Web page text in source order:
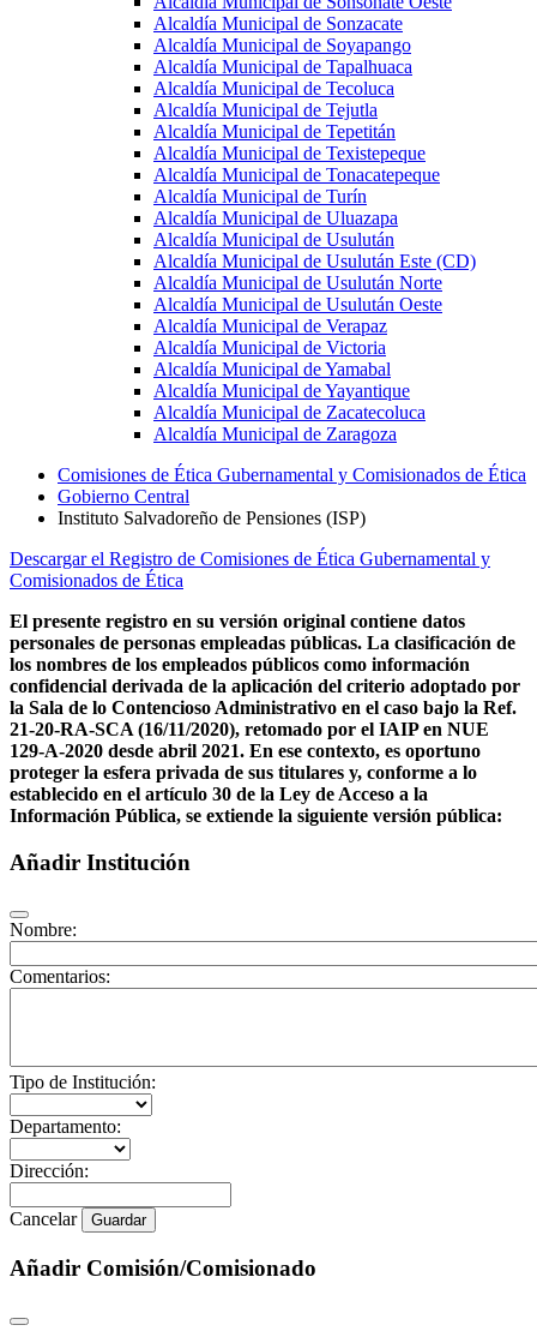
Alcaldía Municipal de Sonzacate
Alcaldía Municipal de Soyapango
Alcaldía Municipal de Tapalhuaca
Alcaldía Municipal de Tecoluca
Alcaldía Municipal de Tejutla
Alcaldía Municipal de Tepetitán
Alcaldía Municipal de Texistepeque
Alcaldía Municipal de Tonacatepeque
Alcaldía Municipal de Turín
Alcaldía Municipal de Uluazapa
Alcaldía Municipal de Usulután
Alcaldía Municipal de Usulután Este (CD)
Alcaldía Municipal de Usulután Norte
Alcaldía Municipal de Usulután Oeste
Alcaldía Municipal de Verapaz
Alcaldía Municipal de Victoria
Alcaldía Municipal de Yamabal
Alcaldía Municipal de Yayantique
Alcaldía Municipal de Zacatecoluca
Alcaldía Municipal de Zaragoza
Comisiones de Ética Gubernamental y Comisionados de Ética
Gobierno Central
Instituto Salvadoreño de Pensiones (ISP)
Descargar el Registro de Comisiones de Ética Gubernamental y
Comisionados de Ética
El presente registro en su versión original contiene datos
personales de personas empleadas públicas. La clasificación de
los nombres de los empleados públicos como información
confidencial derivada de la aplicación del criterio adoptado por
la Sala de lo Contencioso Administrativo en el caso bajo la Ref.
21-20-RA-SCA (16/11/2020), retomado por el IAIP en NUE
129-A-2020 desde abril 2021. En ese contexto, es oportuno
proteger la esfera privada de sus titulares y, conforme a lo
establecido en el artículo 30 de la Ley de Acceso a la
Información Pública, se extiende la siguiente versión pública:
Añadir Institución
Nombre:
Comentarios:
Tipo de Institución:
Departamento:
Dirección:
Cancelar Guardar
Añadir Comisión/Comisionado